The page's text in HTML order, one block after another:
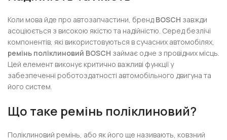
Коли мова йде про автозапчастини, бренд BOSCH завжди
асоціюється з високою якістю та надійністю. Серед безлічі
компонентів, які використовуються в сучасних автомобілях,
ремінь поліклиновий BOSCH займає одне з провідних місць.
Цей елемент виконує критично важливі функції у
забезпеченні роботоздатності автомобільного двигуна та
його систем.
Що таке ремінь поліклиновий?
Поліклиновий ремінь, або як його ще називають, ковзний